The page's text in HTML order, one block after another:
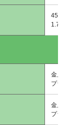
1.77
金属
プラ
金属
プラ